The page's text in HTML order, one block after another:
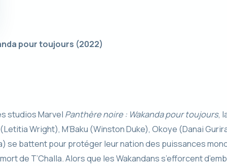
pour toujours (2022)
studios Marvel Panthère noire : Wakanda pour toujours,
Wright), M’Baku (Winston Duke), Okoye (Danai
se battent pour protéger leur nation des puissances
de T’Challa. Alors que les Wakandans s’efforcent